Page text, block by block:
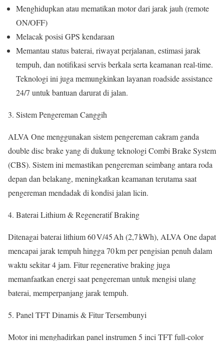
Menghidupkan atau mematikan motor dari jarak jauh (remote
ON/OFF)
Melacak posisi GPS kendaraan
Memantau status baterai, riwayat perjalanan, estimasi jarak
tempuh, dan notifikasi servis berkala serta keamanan real-time.
Teknologi ini juga memungkinkan layanan roadside assistance
24/7 untuk bantuan darurat di jalan.
Sistem Pengereman Canggih
ALVA One menggunakan sistem pengereman cakram ganda
double disc brake yang di dukung teknologi Combi Brake System
(CBS). Sistem ini memastikan pengereman seimbang antara roda
depan dan belakang, meningkatkan keamanan terutama saat
pengereman mendadak di kondisi jalan licin.
Baterai Lithium & Regeneratif Braking
Ditenagai baterai lithium 60 V/45 Ah (2,7 kWh), ALVA One dapat
mencapai jarak tempuh hingga 70 km per pengisian penuh dalam
waktu sekitar 4 jam. Fitur regenerative braking juga
memanfaatkan energi saat pengereman untuk mengisi ulang
baterai, memperpanjang jarak tempuh.
Panel TFT Dinamis & Fitur Tersembunyi
Motor ini menghadirkan panel instrumen 5 inci TFT full-color